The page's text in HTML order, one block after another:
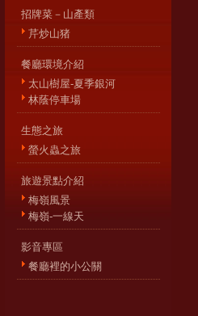
招牌菜－山產類
芹炒山猪
餐廳環境介紹
太山樹屋-夏季銀河
林蔭停車場
生態之旅
螢火蟲之旅
旅遊景點介紹
梅嶺風景
梅嶺-一線天
影音專區
餐廳裡的小公關